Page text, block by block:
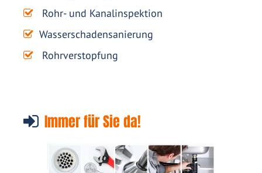
Rohr- und Kanalinspektion
Wasserschadensanierung
Rohrverstopfung
Immer für Sie da!